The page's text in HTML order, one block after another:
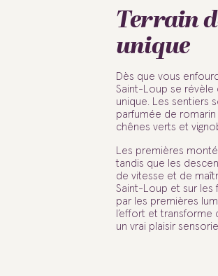
Terrain
unique
Dès que vous
Saint-Loup se révèle
unique. Les sentiers
parfumée de
chênes verts et
Les premières
tandis que les
de vitesse et de
Saint-Loup et sur les
par les premières
l’effort et
un vrai plaisir sensoriel.